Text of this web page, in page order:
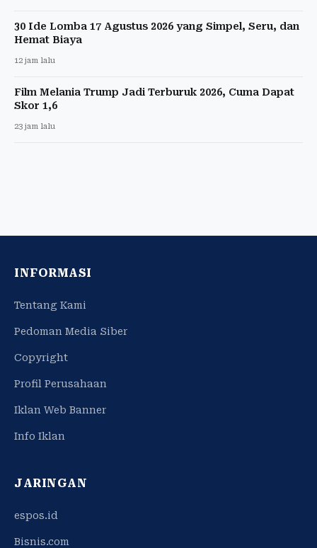
30 Ide Lomba 17 Agustus 2026 yang Simpel, Seru, dan
Hemat Biaya
12 jam lalu
Film Melania Trump Jadi Terburuk 2026, Cuma Dapat
Skor 1,6
23 jam lalu
INFORMASI
Tentang Kami
Pedoman Media Siber
Copyright
Profil Perusahaan
Iklan Web Banner
Info Iklan
JARINGAN
espos.id
Bisnis.com